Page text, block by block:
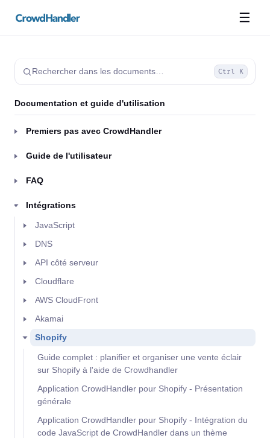
☰
Rechercher dans les documents… Ctrl K
Documentation et guide d'utilisation
Premiers pas avec CrowdHandler
Guide de l'utilisateur
FAQ
Intégrations
JavaScript
DNS
API côté serveur
Cloudflare
AWS CloudFront
Akamai
Shopify
Guide complet : planifier et organiser une vente éclair
sur Shopify à l'aide de Crowdhandler
Application CrowdHandler pour Shopify - Présentation
générale
Application CrowdHandler pour Shopify - Intégration du
code JavaScript de CrowdHandler dans un thème